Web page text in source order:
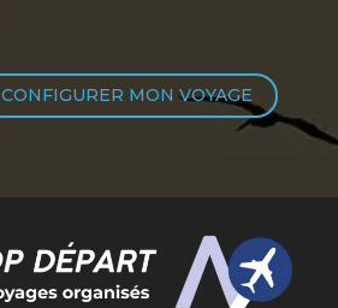
CONFIGURER MON VOYAGE